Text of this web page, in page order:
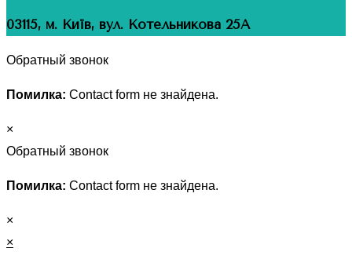
03115, м. Київ, вул. Котельникова 25А
Обратный звонок
Помилка: Contact form не знайдена.
×
Обратный звонок
Помилка: Contact form не знайдена.
×
×